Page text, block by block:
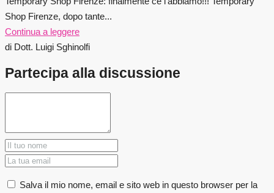
Shop Firenze, dopo tante...
Continua a leggere
di Dott. Luigi Sghinolfi
Partecipa alla discussione
Salva il mio nome, email e sito web in questo browser per la